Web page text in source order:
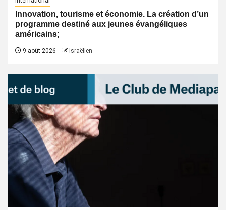
Innovation, tourisme et économie. La création d’un
programme destiné aux jeunes évangéliques
américains;
9 août 2026 Israëlien